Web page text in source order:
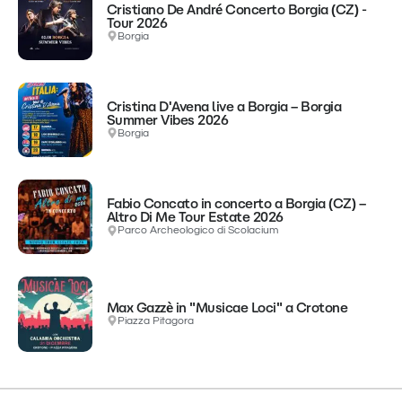
Cristiano De André Concerto Borgia (CZ) -
Tour 2026
Borgia
Cristina D'Avena live a Borgia – Borgia
Summer Vibes 2026
Borgia
Fabio Concato in concerto a Borgia (CZ) –
Altro Di Me Tour Estate 2026
Parco Archeologico di Scolacium
Max Gazzè in "Musicae Loci" a Crotone
Piazza Pitagora